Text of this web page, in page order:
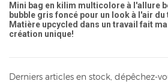
Mini bag en kilim multicolore à l'allure
bubble gris foncé pour un look à l'air du
Matière upcycled dans un travail fait
création unique!
Derniers articles en stock, dépêchez-